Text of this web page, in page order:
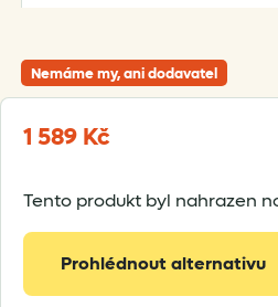
1 589 Kč
Nemáme my, ani dodavatel
Tento produkt byl nahrazen
Prohlédnout alternativu